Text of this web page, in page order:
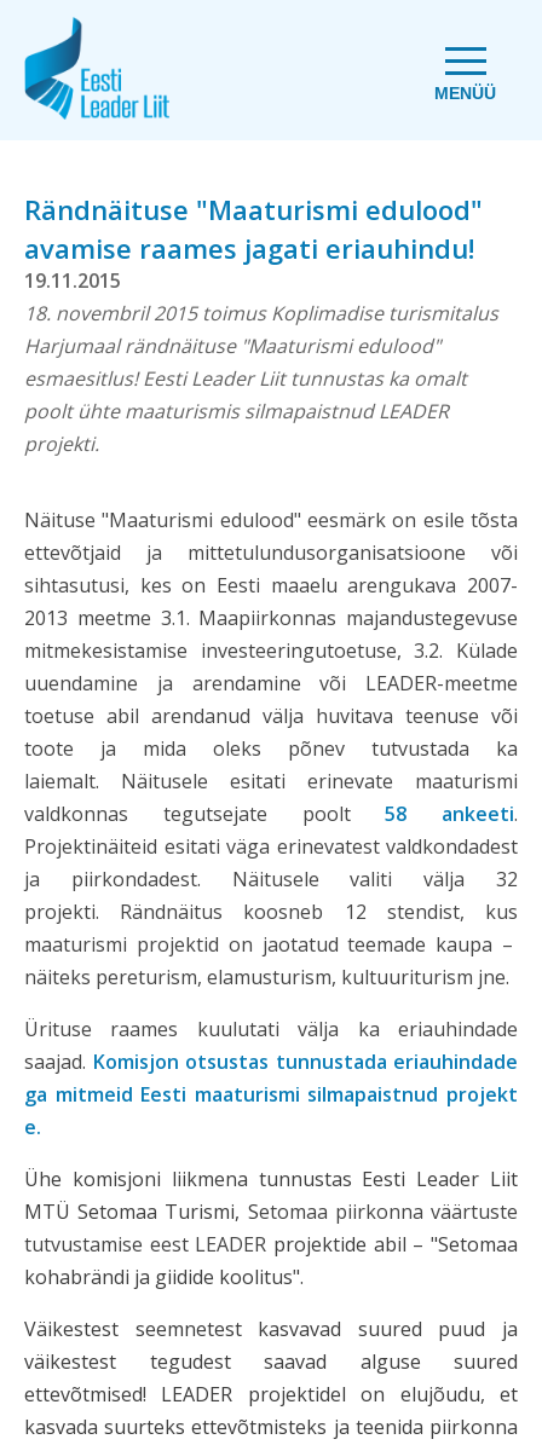
MENÜÜ
Rändnäituse "Maaturismi edulood"
avamise raames jagati eriauhindu!
19.11.2015
18. novembril 2015 toimus Koplimadise turismitalus
Harjumaal rändnäituse "Maaturismi edulood"
esmaesitlus! Eesti Leader Liit tunnustas ka omalt
poolt ühte maaturismis silmapaistnud LEADER
projekti.
Näituse "Maaturismi edulood" eesmärk on esile tõsta
ettevõtjaid ja mittetulundusorganisatsioone või
sihtasutusi, kes on Eesti maaelu arengukava 2007-
2013 meetme 3.1. Maapiirkonnas majandustegevuse
mitmekesistamise investeeringutoetuse, 3.2. Külade
uuendamine ja arendamine või LEADER-meetme
toetuse abil arendanud välja huvitava teenuse või
toote ja mida oleks põnev tutvustada ka
laiemalt. Näitusele esitati erinevate maaturismi
valdkonnas tegutsejate poolt58 ankeeti.
Projektinäiteid esitati väga erinevatest valdkondadest
ja piirkondadest. Näitusele valiti välja 32
projekti. Rändnäitus koosneb 12 stendist, kus
maaturismi projektid on jaotatud teemade kaupa –
näiteks pereturism, elamusturism, kultuuriturism jne.
Ürituse raames kuulutati välja ka eriauhindade
saajad. Komisjon otsustas tunnustada eriauhindade
ga mitmeid Eesti maaturismi silmapaistnud projekt
e.
Ühe komisjoni liikmena tunnustas Eesti Leader Liit
MTÜ Setomaa Turismi, Setomaa piirkonna väärtuste
tutvustamise eest LEADER projektide abil – "Setomaa
kohabrändi ja giidide koolitus".
Väikestest seemnetest kasvavad suured puud ja
väikestest tegudest saavad alguse suured
ettevõtmised! LEADER projektidel on elujõudu, et
kasvada suurteks ettevõtmisteks ja teenida piirkonna